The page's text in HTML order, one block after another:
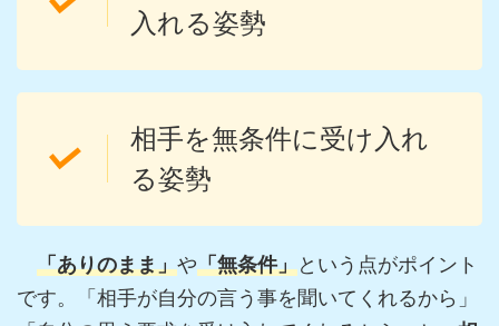
入れる姿勢
相手を無条件に受け入れ
る姿勢
「ありのまま」や「無条件」という点がポイント
です。「相手が自分の言う事を聞いてくれるから」